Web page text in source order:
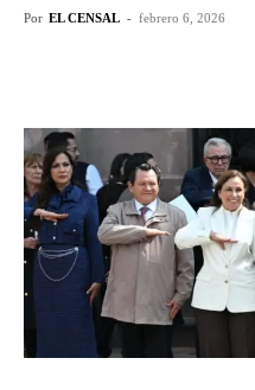
Por EL CENSAL - febrero 6, 2026